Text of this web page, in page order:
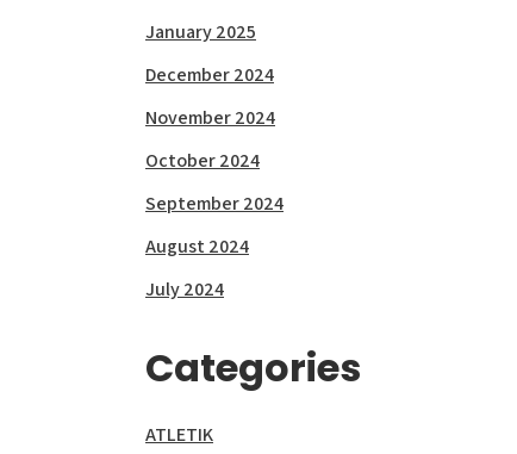
January 2025
December 2024
November 2024
October 2024
September 2024
August 2024
July 2024
Categories
ATLETIK